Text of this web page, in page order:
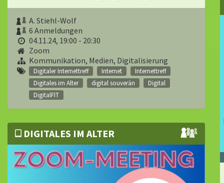
A. Stiehl-Wolf
6 Anmeldungen
04.11.24, 19:00 - 20:30
Zoom
Kommunikation, Medien, Digitalisierung
Digitaler Internettreff Internet
Internettreff
Digitales im Alter
digital souverän
Digital
DigitalFIT
DIGITALES IM ALTER